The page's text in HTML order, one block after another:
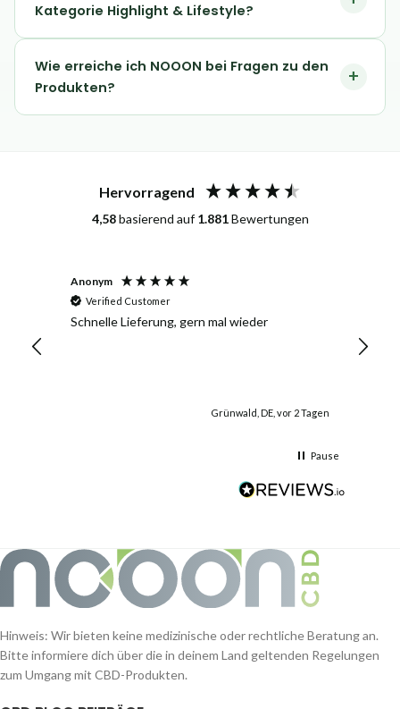
Kategorie Highlight & Lifestyle?
Wie erreiche ich NOOON bei Fragen zu den
Produkten?
Hervorragend
4,58basierend auf1.881Bewertungen
Anonym
Verified Customer
Schnelle Lieferung, gern mal wieder
Grünwald, DE, vor 2 Tagen
immer
Pause
Hinweis: Wir bieten keine medizinische oder rechtliche Beratung an.
Bitte informiere dich über die in deinem Land geltenden Regelungen
zum Umgang mit CBD-Produkten.